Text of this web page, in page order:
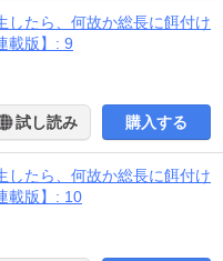
したら、何故か総長に餌付け
載版】: 9
試し読み 購入する
したら、何故か総長に餌付け
載版】: 10